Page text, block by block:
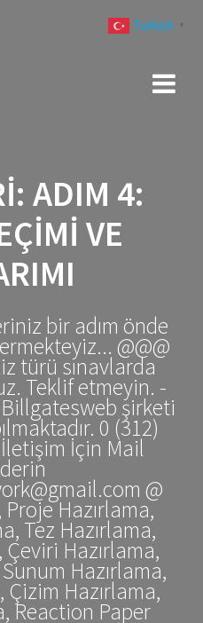
ADIM 4:
VE
bir adım önde
@@@
türü sınavlarda
Teklif etmeyin. -
şirketi
0 (312)
İçin Mail
@
Proje Hazırlama,
Tez Hazırlama,
Çeviri Hazırlama,
Hazırlama,
Çizim Hazırlama,
Reaction Paper
Turkish ▼